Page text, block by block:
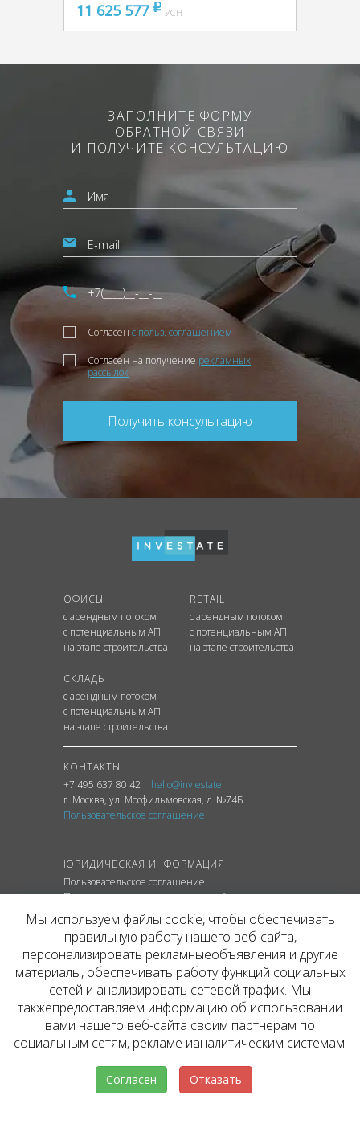
11 625 577 pуб
УСН
ЗАПОЛНИТЕ ФОРМУ
ОБРАТНОЙ СВЯЗИ
И ПОЛУЧИТЕ КОНСУЛЬТАЦИЮ
Согласен с польз. соглашением
Согласен на получение рекламных
рассылок
Получить консультацию
ОФИСЫ
с арендным потоком
с потенциальным АП
на этапе строительства
RETAIL
с арендным потоком
с потенциальным АП
на этапе строительства
СКЛАДЫ
с арендным потоком
с потенциальным АП
на этапе строительства
КОНТАКТЫ
+7 495 637 80 42
hello@inv.estate
г. Москва, ул. Мосфильмовская, д. №74Б
Пользовательское соглашение
ЮРИДИЧЕСКАЯ ИНФОРМАЦИЯ
Пользовательское соглашение
Политика конфиденциальности сайта
Политика обработки персональных данных
© ОФИЦИАЛЬНЫЙ САЙТ КОМПАНИИ
INVESTATE, 2026
Представленная на сайте агентства информация,
в т.ч. стоимости объектов, носит информационный
характер и не является публичной офертой. Условия
аренды объекта могут быть изменены собственником
без уведомления.
Мы используем файлы cookie, чтобы обеспечивать
правильную работу нашего веб-сайта,
персонализировать рекламныеобъявления и другие
материалы, обеспечивать работу функций социальных
сетей и анализировать сетевой трафик. Мы
такжепредоставляем информацию об использовании
вами нашего веб-сайта своим партнерам по
социальным сетям, рекламе ианалитическим системам.
Согласен Отказать